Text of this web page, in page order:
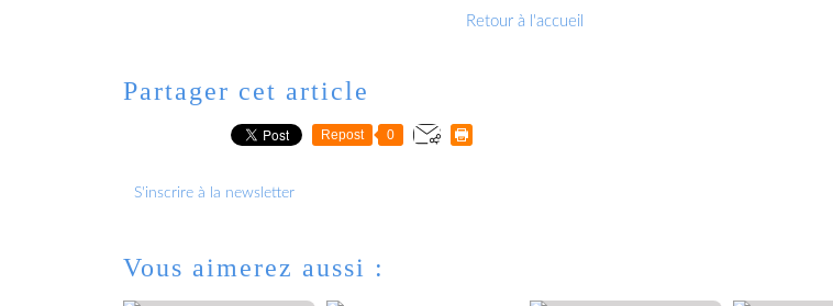
Retour à l'accueil
Partager cet article
Repost 0
S'inscrire à la newsletter
Vous aimerez aussi :